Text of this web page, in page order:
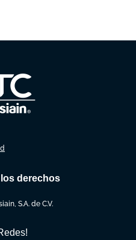
derechos
S.A. de C.V.